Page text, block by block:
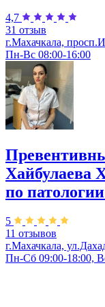
4,7
31 отзыв
г.Махачкала,
Пн-Вс 08:00-16:00
Хайбулаева
по
5
11 отзывов
г.Махачкала,
Пн-Сб 09:00-18:00,